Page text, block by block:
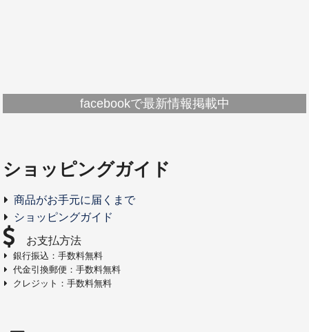
facebookで最新情報掲載中
ショッピングガイド
商品がお手元に届くまで
ショッピングガイド
お支払方法
銀行振込：手数料無料
代金引換郵便：手数料無料
クレジット：手数料無料